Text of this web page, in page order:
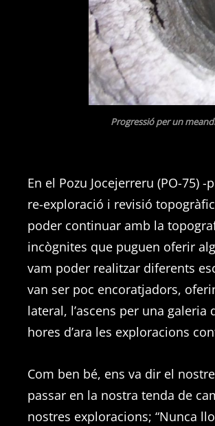
Progressió per un
En el Pozu Jocejerreru (PO-75)
re-exploració i revisió
poder continuar amb la
incògnites que puguen oferir
vam poder realitzar diferents
van ser poc encoratjadors,
lateral, l’ascens per una
hores d’ara les exploracions
Com ben bé, ens va dir el
passar en la nostra tenda de
nostres exploracions; “Nunca